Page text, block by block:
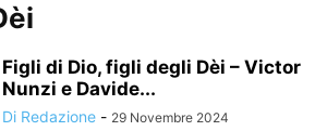
Figli di Dio, figli degli Dèi – Victor
Nunzi e Davide...
Di Redazione - 29 Novembre 2024